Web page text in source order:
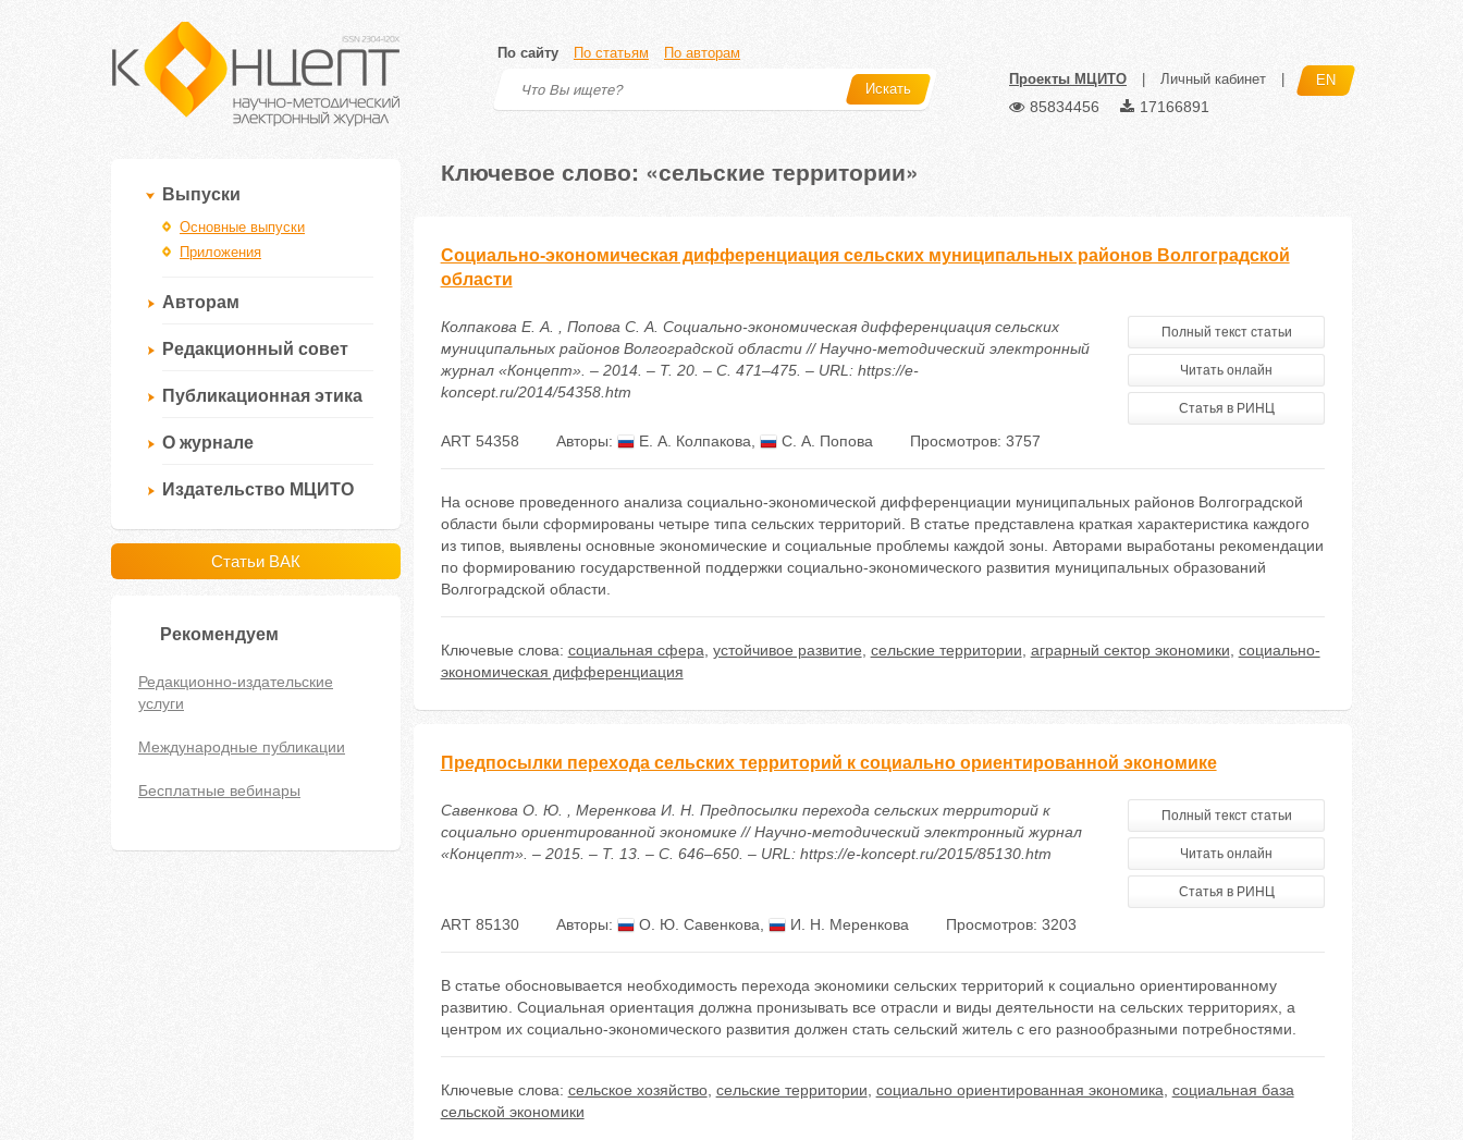
По сайту По статьям По авторам
Искать
Проекты МЦИТО Личный кабинет EN
85834456 17166891
Выпуски
Основные выпуски
Приложения
Авторам
Редакционный совет
Публикационная этика
О журнале
Издательство МЦИТО
Статьи ВАК
Рекомендуем
Редакционно-издательские
услуги
Международные публикации
Бесплатные вебинары
Ключевое слово: «сельские территории»
Социально-экономическая дифференциация сельских муниципальных районов Волгоградской
области
Колпакова Е. А. , Попова С. А. Социально-экономическая дифференциация сельских
муниципальных районов Волгоградской области // Научно-методический электронный
журнал «Концепт». – 2014. – Т. 20. – С. 471–475. – URL: https://e-
koncept.ru/2014/54358.htm
Полный текст статьи
Читать онлайн
Статья в РИНЦ
ART 54358 Авторы: Е. А. Колпакова С. А. Попова Просмотров: 3757
На основе проведенного анализа социально-экономической дифференциации муниципальных районов Волгоградской
области были сформированы четыре типа сельских территорий. В статье представлена краткая характеристика каждого
из типов, выявлены основные экономические и социальные проблемы каждой зоны. Авторами выработаны рекомендации
по формированию государственной поддержки социально-экономического развития муниципальных образований
Волгоградской области.
Ключевые слова: социальная сфера устойчивое развитие сельские территории аграрный сектор экономики социально-
экономическая дифференциация
Предпосылки перехода сельских территорий к социально ориентированной экономике
Савенкова О. Ю. , Меренкова И. Н. Предпосылки перехода сельских территорий к
социально ориентированной экономике // Научно-методический электронный журнал
«Концепт». – 2015. – Т. 13. – С. 646–650. – URL: https://e-koncept.ru/2015/85130.htm
Полный текст статьи
Читать онлайн
Статья в РИНЦ
ART 85130 Авторы: О. Ю. Савенкова И. Н. Меренкова Просмотров: 3203
В статье обосновывается необходимость перехода экономики сельских территорий к социально ориентированному
развитию. Социальная ориентация должна пронизывать все отрасли и виды деятельности на сельских территориях, а
центром их социально-экономического развития должен стать сельский житель с его разнообразными потребностями.
Ключевые слова: сельское хозяйство, сельские территории социально ориентированная экономика социальная база
сельской экономики